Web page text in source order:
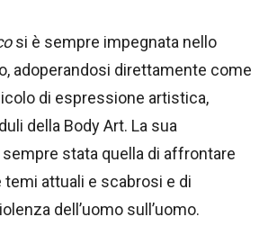
si è sempre impegnata nello
adoperandosi direttamente come
di espressione artistica,
della Body Art. La sua
stata quella di affrontare
temi attuali e scabrosi e di
dell’uomo sull’uomo.